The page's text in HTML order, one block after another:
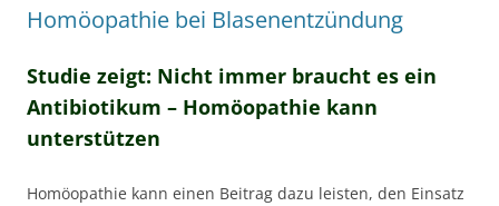
Homöopathie bei Blasenentzündung
Studie zeigt: Nicht immer braucht es ein
Antibiotikum – Homöopathie kann
unterstützen
Homöopathie kann einen Beitrag dazu leisten, den Einsatz